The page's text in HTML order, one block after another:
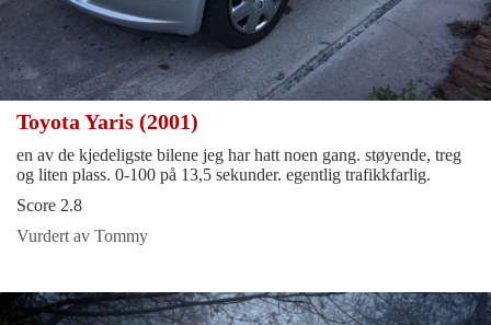
Toyota Yaris (2001)
en av de kjedeligste bilene jeg har hatt noen gang. støyende, treg
og liten plass. 0-100 på 13,5 sekunder. egentlig trafikkfarlig.
Score 2.8
Vurdert av Tommy